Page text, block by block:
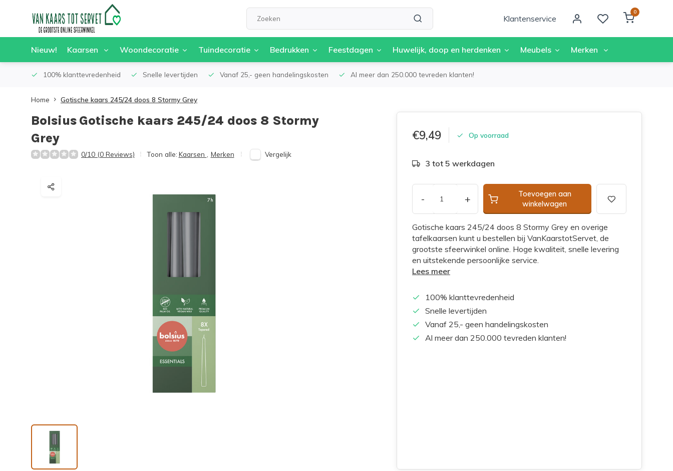
Klantenservice
0
Nieuw! Kaarsen Woondecoratie Tuindecoratie Bedrukken Feestdagen Huwelijk, doop en herdenken Meubels Merken
100% klanttevredenheid Snelle levertijden Vanaf 25,- geen handelingskosten Al meer dan 250.000 tevreden klanten!
Home Gotische kaars 245/24 doos 8 Stormy Grey
Bolsius Gotische kaars 245/24 doos 8 Stormy
Grey
0/10 (0 Reviews) Toon alle: Kaarsen Merken Vergelijk
€9,49 Op voorraad
3 tot 5 werkdagen
- +
Toevoegen aan
winkelwagen
Gotische kaars 245/24 doos 8 Stormy Grey en overige
tafelkaarsen kunt u bestellen bij VanKaarstotServet, de
grootste sfeerwinkel online. Hoge kwaliteit, snelle levering
en uitstekende persoonlijke service.
Lees meer
100% klanttevredenheid
Snelle levertijden
Vanaf 25,- geen handelingskosten
Al meer dan 250.000 tevreden klanten!